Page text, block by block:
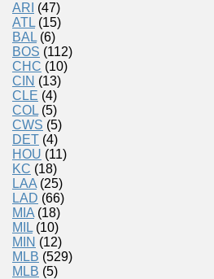
ARI (47)
ATL (15)
BAL (6)
BOS (112)
CHC (10)
CIN (13)
CLE (4)
COL (5)
CWS (5)
DET (4)
HOU (11)
KC (18)
LAA (25)
LAD (66)
MIA (18)
MIL (10)
MIN (12)
MLB (529)
MLB (5)